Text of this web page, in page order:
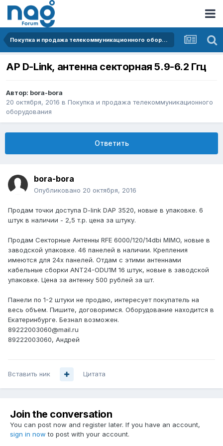
Покупка и продажа телекоммуникационного оборудования
AP D-Link, антенна секторная 5.9-6.2 Ггц
Автор: bora-bora
20 октября, 2016 в Покупка и продажа телекоммуникационного
оборудования
Ответить
bora-bora
Опубликовано 20 октября, 2016
Продам точки доступа D-link DAP 3520, новые в упаковке. 6
штук в наличии - 2,5 т.р. цена за штуку.
Продам Секторные Антенны RFE 6000/120/14dbi MIMO, новые в
заводской упаковке. 46 панелей в наличии. Крепления
имеются для 24х панелей. Отдам с этими антеннами
кабельные сборки ANT24-ODU1M 16 штук, новые в заводской
упаковке. Цена за антенну 500 рублей за шт.
Панели по 1-2 штуки не продаю, интересует покупатель на
весь объем. Пишите, договоримся. Оборудование находится в
Екатеринбурге. Безнал возможен.
89222003060@mail.ru
89222003060, Андрей
Вставить ник Цитата
Join the conversation
You can post now and register later. If you have an account,
sign in now to post with your account.